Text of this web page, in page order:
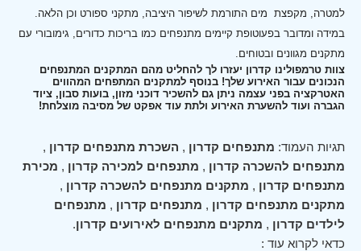
למטרה, מקפצת מים התורמת לשיפור היציבה, מתקני ספורט וכן הלאה.
במידה ומדובר בפעוטופת קיימים מתנפחים כמו בריכות כדורים, גימובורי עם
מתקנים מגוונים ובטוחים.
צוות טרמפולינו קדרון יעזרו לך להחליט מהם המתקנים המתנפחים
הנכונים עבור האירוע שלך! בנוסף למתקנים המתפחים המהווים
האטרקציה בפני עצמה ניתן גם להשכיר דוכני מזון, בועות סבון, ציוד
הגברה ועוד להשערת האירוע ולתת עוד אפקט של מסיבה מוצלחת!
תגיות העמוד: מתנפחים קדרון , השכרת מתנפחים קדרון ,
מתנפחים להשכרה קדרון , מתנפחים למכירה קדרון , מכירת
מתנפחים קדרון , מתקנים מתנפחים להשכרה קדרון ,
מתקנים מתנפחים קדרון , מתנפחים קדרון , מתנפחים
לילדים קדרון , מתקנים מתנפחים לאירועים קדרון.
כדאי לקרוא עוד :